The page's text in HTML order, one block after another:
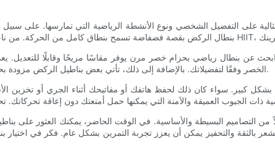
على التفضيل الشخصي ونوع الأنشطة الرياضية التي تمارسها. على سبيل
عن بنطال رياضي بحزام خصر مرن يوفر مقاسًا مريحًا وقابلًا
الخصر وفقًا لتفضيلاتك. بالإضافة إلى ذلك، تأتي بعض بناطيل الركض مزودة بحزام خصر ضاغط يوفر الدعم لعضلات البطن أثناء التمارين المكثفة.
كبير. سواء كان ذلك لحفظ هاتفك أو مفاتيحك أثناء الجري أو تخزين
من التصاميم البسيطة والأساسية. في الوقت الحاضر، يمكنك العثور على
بالثقة والتحفيز يمكن أن يعزز تجربة التمرين بشكل عام. فكر في